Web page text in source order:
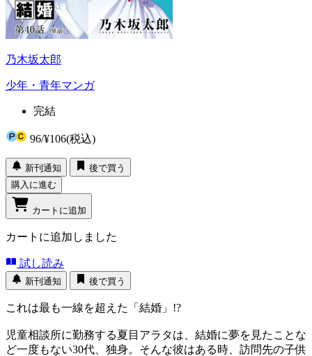
乃木坂太郎
少年・青年マンガ
完結
96/¥106(税込)
新刊通知
後で買う
購入に進む
カートに追加
カートに追加しました
試し読み
新刊通知 後で買う
これは最も一線を超えた「結婚」!?
児童相談所に勤務する夏目アラタは、結婚に夢を見たことな
ど一度もない30代、独身。そんな彼はある時、訪問先の子供